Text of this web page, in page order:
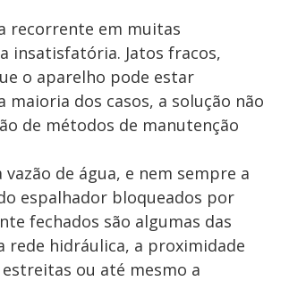
recorrente em muitas
insatisfatória. Jatos fracos,
o aparelho pode estar
dos casos, a solução não
de métodos de manutenção
de água, e nem sempre a
espalhador bloqueados por
fechados são algumas das
rede hidráulica, a proximidade
ou até mesmo a